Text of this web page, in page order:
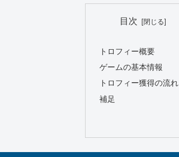
目次
トロフィー概要
ゲームの基本情報
トロフィー獲得の流れ
補足